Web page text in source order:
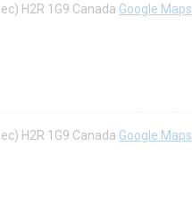
H2R 1G9 Canada Google Maps
H2R 1G9 Canada Google Maps